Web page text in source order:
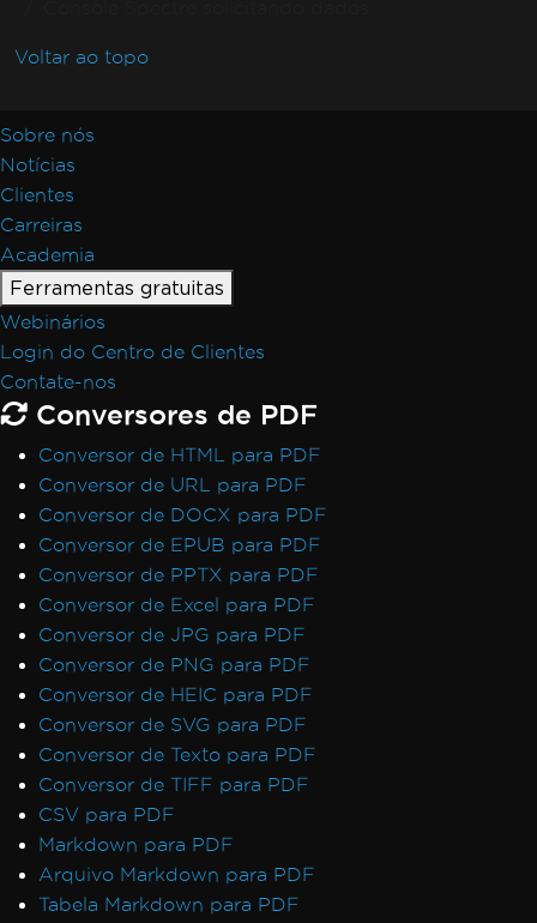
Voltar ao topo
Sobre nós
Notícias
Clientes
Carreiras
Academia
Ferramentas gratuitas
Webinários
Login do Centro de Clientes
Contate-nos
Conversores de PDF
Conversor de HTML para PDF
Conversor de URL para PDF
Conversor de DOCX para PDF
Conversor de EPUB para PDF
Conversor de PPTX para PDF
Conversor de Excel para PDF
Conversor de JPG para PDF
Conversor de PNG para PDF
Conversor de HEIC para PDF
Conversor de SVG para PDF
Conversor de Texto para PDF
Conversor de TIFF para PDF
CSV para PDF
Markdown para PDF
Arquivo Markdown para PDF
Tabela Markdown para PDF